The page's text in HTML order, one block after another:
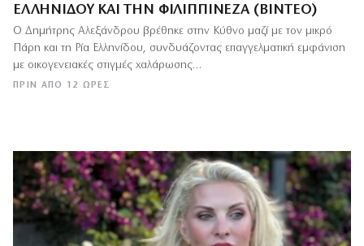
ΕΛΛΗΝΊΔΟΥ ΚΑΙ ΤΗΝ ΦΙΛΙΠΠΙΝΈΖΑ (ΒΊΝΤΕΟ)
ΠΡΙΝ ΑΠΌ 12 ΏΡΕΣ
Ο Δημήτρης Αλεξάνδρου βρέθηκε στην Κύθνο μαζί με τον μικρό
Πάρη και τη Ρία Ελληνίδου, συνδυάζοντας επαγγελματική εμφάνιση
με οικογενειακές στιγμές χαλάρωσης…